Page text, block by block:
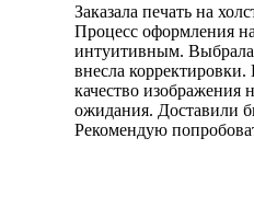
Заказала печать на
Процесс оформления
интуитивным. Выбрала
внесла
качество изображения
ожидания. Доставили
Рекомендую